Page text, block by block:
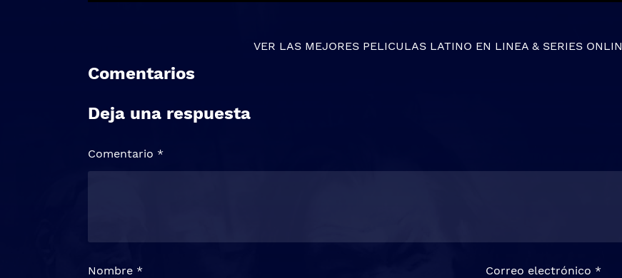
VER LAS MEJORES PELICULAS LATINO EN LINEA& SERIES
Comentarios
Deja una respuesta
Comentario *
Nombre * Correo electrónico *